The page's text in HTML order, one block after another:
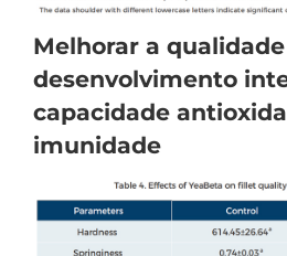
Melhorar a
desenvolvimento
capacidade
imunidade